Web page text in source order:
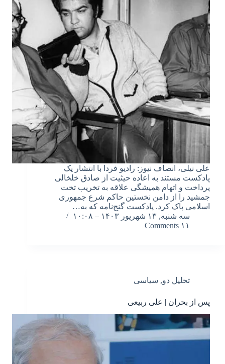
علی نیلی، انصاف نیوز: رادیو فردا با انتشار یک
پادکست مستند به اعاده حیثیت از صادق خلخالی
پرداخت و اتهام همیشگی علاقه به تخریب تخت
جمشید را از دامن نخستین حاکم شرع جمهوری
اسلامی پاک کرد. پادکست گنج‌نامه که به…
سه شنبه, ۱۳ شهریور ۱۴۰۳ – ۱۰:۰۸
۱۱ Comments
تحلیل دو, سیاسی
پس از بحران | علی ربیعی